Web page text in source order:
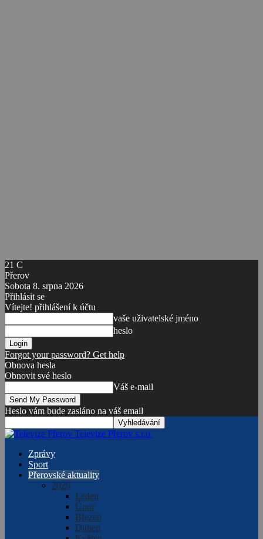
21 C
Přerov
Sobota 8. srpna 2026
Přihlásit se
Vítejte! přihlášení k účtu
vaše uživatelské jméno
heslo
Forgot your password? Get help
Obnova hesla
Obnovit své heslo
Váš e-mail
Heslo vám bude zasláno na váš email
Televize Přerov s.r.o.
Zprávy
Sport
Přerovské aktuality
2026
Leden
Únor
Březen
Duben